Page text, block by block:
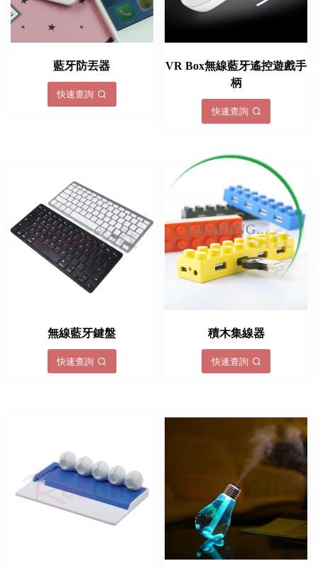
LOADING...
藍牙防丟器
快速查詢
VR Box無線藍牙遙控遊戲手
柄
快速查詢
無線藍牙鍵盤
快速查詢
積木集線器
快速查詢